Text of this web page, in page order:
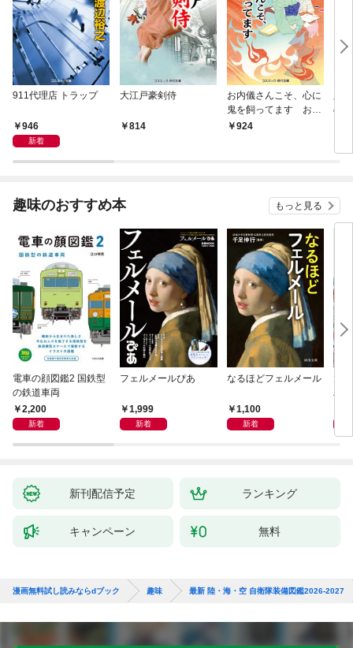
911代理店 トラップ
946
新着
大江戸豪剣侍
814
お内儀さんこそ、心に
鬼を飼ってます おけ
いの戯作手帖
924
の
趣味のおすすめ本 もっと見る
電車の顔図鑑2 国鉄型
の鉄道車両
2,200
新着
フェルメールぴあ
1,999
新着
なるほどフェルメール
1,100
新着
ハ
新刊配信予定 ランキング
キャンペーン 無料
漫画無料試し読みならdブック 趣味 最新 陸・海・空 自衛隊装備図鑑2026-2027